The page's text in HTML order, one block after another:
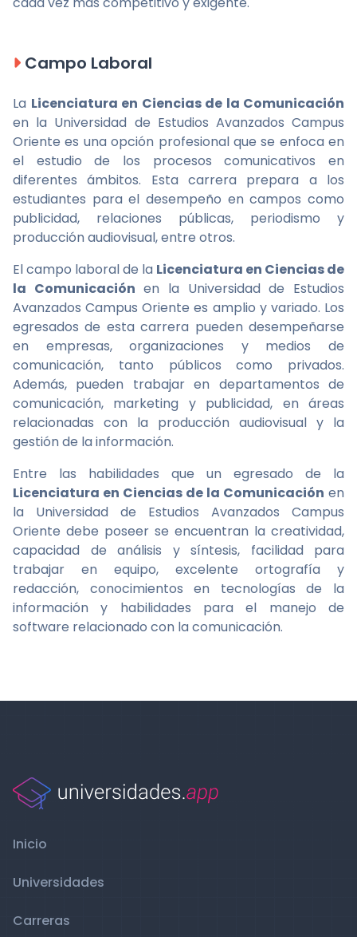
Campo Laboral
La Licenciatura en Ciencias de la Comunicación
en la Universidad de Estudios Avanzados Campus
Oriente es una opción profesional que se enfoca en
el estudio de los procesos comunicativos en
diferentes ámbitos. Esta carrera prepara a los
estudiantes para el desempeño en campos como
publicidad, relaciones públicas, periodismo y
producción audiovisual, entre otros.
El campo laboral de la Licenciatura en Ciencias de
la Comunicación en la Universidad de Estudios
Avanzados Campus Oriente es amplio y variado. Los
egresados de esta carrera pueden desempeñarse
en empresas, organizaciones y medios de
comunicación, tanto públicos como privados.
Además, pueden trabajar en departamentos de
comunicación, marketing y publicidad, en áreas
relacionadas con la producción audiovisual y la
gestión de la información.
Entre las habilidades que un egresado de la
Licenciatura en Ciencias de la Comunicación en
la Universidad de Estudios Avanzados Campus
Oriente debe poseer se encuentran la creatividad,
capacidad de análisis y síntesis, facilidad para
trabajar en equipo, excelente ortografía y
redacción, conocimientos en tecnologías de la
información y habilidades para el manejo de
software relacionado con la comunicación.
Inicio
Universidades
Carreras